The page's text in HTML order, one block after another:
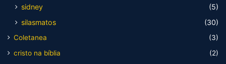
sidney
(5)
silasmatos
(30)
Coletanea
(3)
cristo na bíblia
(2)